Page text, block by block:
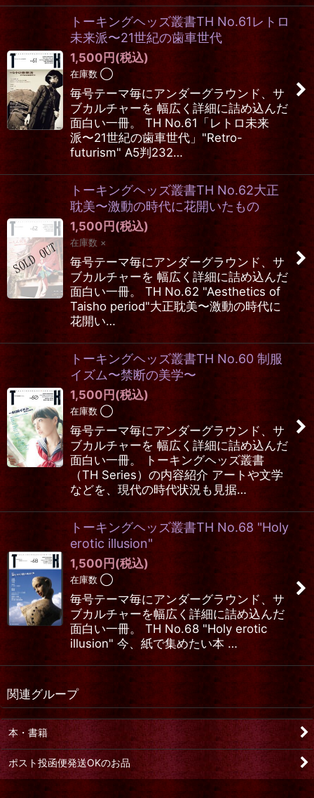
トーキングヘッズ叢書TH No.61レトロ
未来派〜21世紀の歯車世代
1,500円(税込)
在庫数 ◯
毎号テーマ毎にアンダーグラウンド、サ
ブカルチャーを 幅広く詳細に詰め込んだ
面白い一冊。 TH No.61「レトロ未来
派〜21世紀の歯車世代」"Retro-
futurism" A5判232…
トーキングヘッズ叢書TH No.62大正
耽美〜激動の時代に花開いたもの
1,500円(税込)
在庫数 ×
毎号テーマ毎にアンダーグラウンド、サ
ブカルチャーを 幅広く詳細に詰め込んだ
面白い一冊。 TH No.62 "Aesthetics of
Taisho period"大正耽美〜激動の時代に
花開い…
トーキングヘッズ叢書TH No.60 制服
イズム〜禁断の美学〜
1,500円(税込)
在庫数 ◯
毎号テーマ毎にアンダーグラウンド、サ
ブカルチャーを 幅広く詳細に詰め込んだ
面白い一冊。 トーキングヘッズ叢書
（TH Series）の内容紹介 アートや文学
などを、現代の時代状況も見据…
トーキングヘッズ叢書TH No.68 "Holy
erotic illusion"
1,500円(税込)
在庫数 ◯
毎号テーマ毎にアンダーグラウンド、サ
ブカルチャーを幅広く詳細に詰め込んだ
面白い一冊。 TH No.68 "Holy erotic
illusion" 今、紙で集めたい本 …
関連グループ
本・書籍
ポスト投函便発送OKのお品